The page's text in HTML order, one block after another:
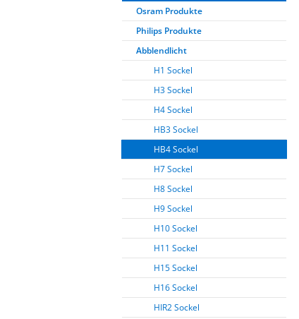
Osram Produkte
Philips Produkte
Abblendlicht
H1 Sockel
H3 Sockel
H4 Sockel
HB3 Sockel
HB4 Sockel
H7 Sockel
H8 Sockel
H9 Sockel
H10 Sockel
H11 Sockel
H15 Sockel
H16 Sockel
HIR2 Sockel